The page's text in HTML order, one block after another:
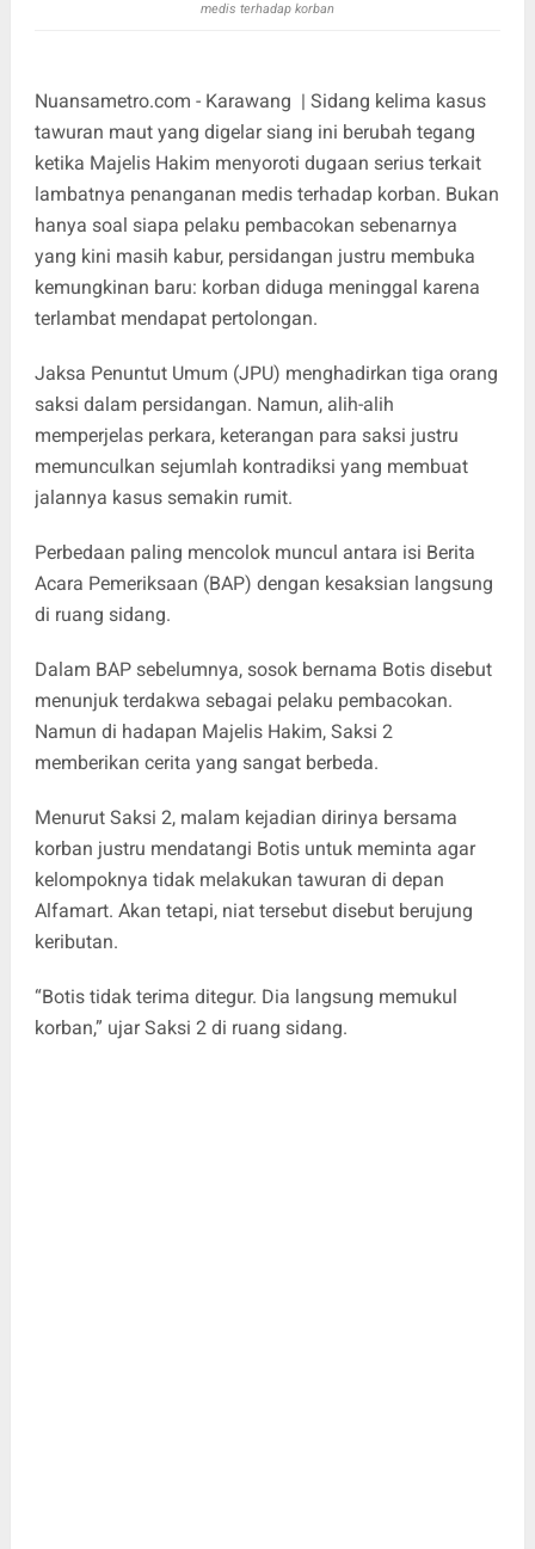
medis terhadap korban
Nuansametro.com - Karawang | Sidang kelima kasus
tawuran maut yang digelar siang ini berubah tegang
ketika Majelis Hakim menyoroti dugaan serius terkait
lambatnya penanganan medis terhadap korban. Bukan
hanya soal siapa pelaku pembacokan sebenarnya
yang kini masih kabur, persidangan justru membuka
kemungkinan baru: korban diduga meninggal karena
terlambat mendapat pertolongan.
Jaksa Penuntut Umum (JPU) menghadirkan tiga orang
saksi dalam persidangan. Namun, alih-alih
memperjelas perkara, keterangan para saksi justru
memunculkan sejumlah kontradiksi yang membuat
jalannya kasus semakin rumit.
Perbedaan paling mencolok muncul antara isi Berita
Acara Pemeriksaan (BAP) dengan kesaksian langsung
di ruang sidang.
Dalam BAP sebelumnya, sosok bernama Botis disebut
menunjuk terdakwa sebagai pelaku pembacokan.
Namun di hadapan Majelis Hakim, Saksi 2
memberikan cerita yang sangat berbeda.
Menurut Saksi 2, malam kejadian dirinya bersama
korban justru mendatangi Botis untuk meminta agar
kelompoknya tidak melakukan tawuran di depan
Alfamart. Akan tetapi, niat tersebut disebut berujung
keributan.
“Botis tidak terima ditegur. Dia langsung memukul
korban,” ujar Saksi 2 di ruang sidang.